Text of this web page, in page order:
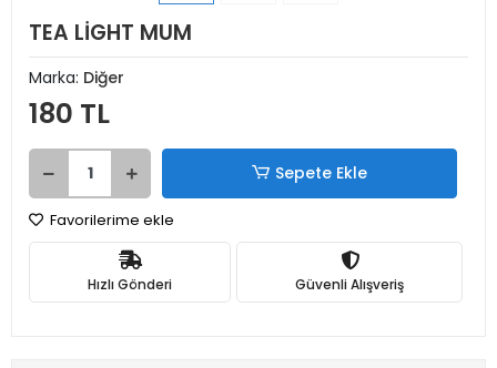
TEA LİGHT MUM
Marka: Diğer
180 TL
Sepete Ekle
Favorilerime ekle
Hızlı Gönderi Güvenli Alışveriş